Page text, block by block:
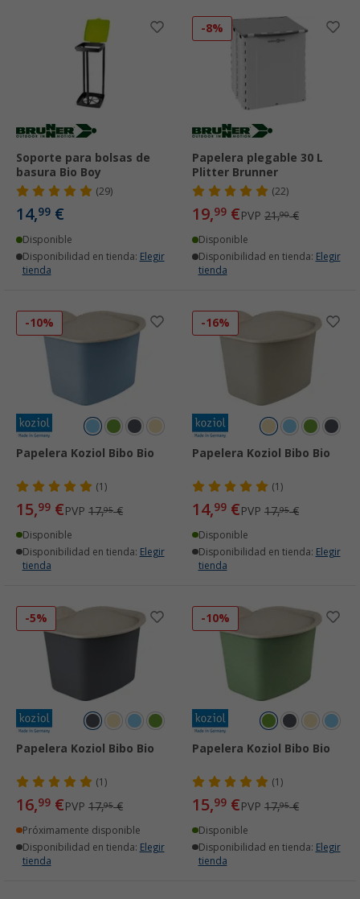
Soporte para bolsas de
basura Bio Boy
(29)
14,99 €
Disponible
Disponibilidad en tienda: Elegir
tienda
-8%
Papelera plegable 30 L
Plitter Brunner
(22)
19,99 €PVP 21,90€
Disponible
Disponibilidad en tienda: Elegir
tienda
-10%
Papelera Koziol Bibo Bio
(1)
15,99 €PVP 17,95€
Disponible
Disponibilidad en tienda: Elegir
tienda
-16%
Papelera Koziol Bibo Bio
(1)
14,99 €PVP 17,95€
Disponible
Disponibilidad en tienda: Elegir
tienda
-5%
Papelera Koziol Bibo Bio
(1)
16,99 €PVP 17,95€
Próximamente disponible
Disponibilidad en tienda: Elegir
tienda
-10%
Papelera Koziol Bibo Bio
(1)
15,99 €PVP 17,95€
Disponible
Disponibilidad en tienda: Elegir
tienda